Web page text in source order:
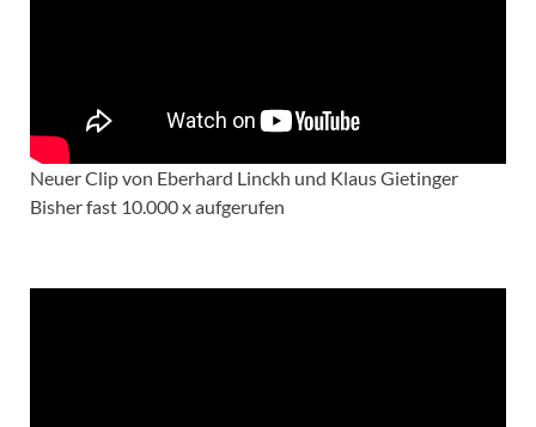
Neuer Clip von Eberhard Linckh und Klaus Gietinger
Bisher fast 10.000 x aufgerufen